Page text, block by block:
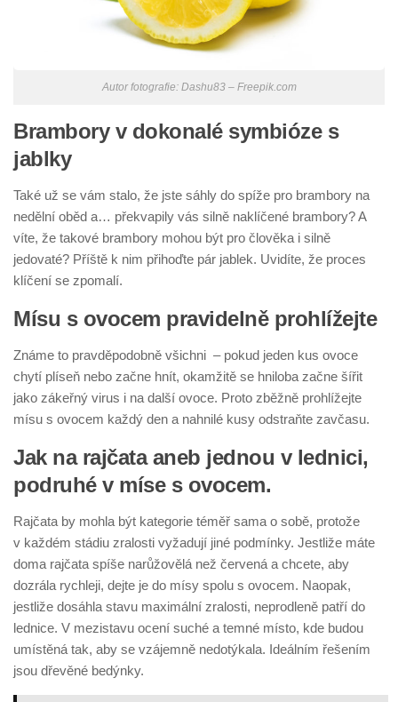
Autor fotografie: Dashu83 – Freepik.com
Brambory v dokonalé symbióze s
jablky
Také už se vám stalo, že jste sáhly do spíže pro brambory na
nedělní oběd a… překvapily vás silně naklíčené brambory? A
víte, že takové brambory mohou být pro člověka i silně
jedovaté? Příště k nim přihoďte pár jablek. Uvidíte, že proces
klíčení se zpomalí.
Mísu s ovocem pravidelně prohlížejte
Známe to pravděpodobně všichni – pokud jeden kus ovoce
chytí plíseň nebo začne hnít, okamžitě se hniloba začne šířit
jako zákeřný virus i na další ovoce. Proto zběžně prohlížejte
mísu s ovocem každý den a nahnilé kusy odstraňte zavčasu.
Jak na rajčata aneb jednou v lednici,
podruhé v míse s ovocem.
Rajčata by mohla být kategorie téměř sama o sobě, protože
v každém stádiu zralosti vyžadují jiné podmínky. Jestliže máte
doma rajčata spíše narůžovělá než červená a chcete, aby
dozrála rychleji, dejte je do mísy spolu s ovocem. Naopak,
jestliže dosáhla stavu maximální zralosti, neprodleně patří do
lednice. V mezistavu ocení suché a temné místo, kde budou
umístěná tak, aby se vzájemně nedotýkala. Ideálním řešením
jsou dřevěné bedýnky.